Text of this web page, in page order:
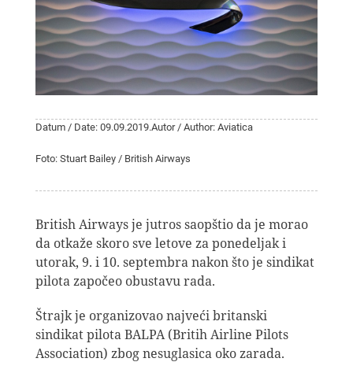
Datum / Date: 09.09.2019.Autor / Author: Aviatica
Foto: Stuart Bailey / British Airways
British Airways je jutros saopštio da je morao
da otkaže skoro sve letove za ponedeljak i
utorak, 9. i 10. septembra nakon što je sindikat
pilota započeo obustavu rada.
Štrajk je organizovao najveći britanski
sindikat pilota BALPA (Britih Airline Pilots
Association) zbog nesuglasica oko zarada.